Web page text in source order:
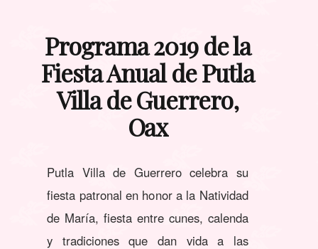
Programa 2019 de la
Fiesta Anual de Putla
Villa de Guerrero,
Oax
Putla Villa de Guerrero celebra su
fiesta patronal en honor a la Natividad
de María, fiesta entre cunes, calenda
y tradiciones que dan vida a las